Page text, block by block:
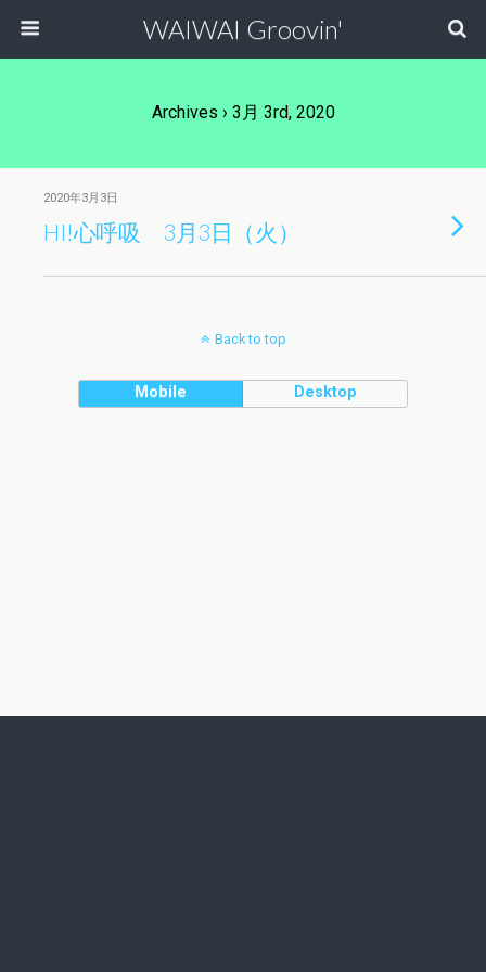
WAIWAI Groovin'
Archives › 3月 3rd, 2020
2020年3月3日
HI!心呼吸 3月3日（火）
Back to top
Mobile Desktop